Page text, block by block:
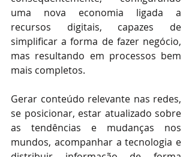
uma nova economia ligada a
recursos digitais, capazes de
simplificar a forma de fazer negócio,
mas resultando em processos bem
mais completos.
Gerar conteúdo relevante nas redes,
se posicionar, estar atualizado sobre
as tendências e mudanças nos
mundos, acompanhar a tecnologia e